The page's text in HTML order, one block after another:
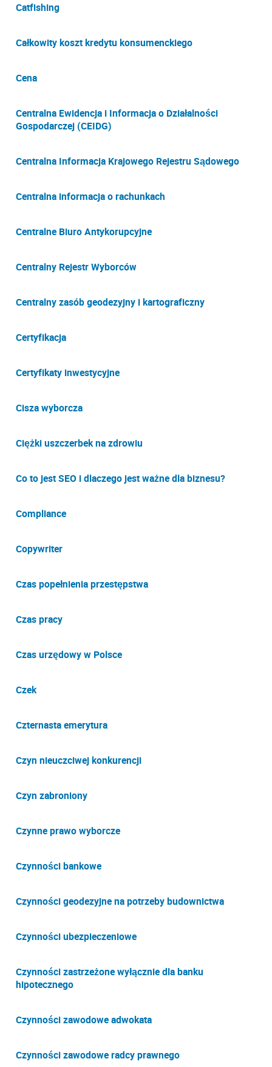
Catfishing
Całkowity koszt kredytu konsumenckiego
Cena
Centralna Ewidencja i Informacja o Działalności
Gospodarczej (CEIDG)
Centralna Informacja Krajowego Rejestru Sądowego
Centralna informacja o rachunkach
Centralne Biuro Antykorupcyjne
Centralny Rejestr Wyborców
Centralny zasób geodezyjny i kartograficzny
Certyfikacja
Certyfikaty inwestycyjne
Cisza wyborcza
Ciężki uszczerbek na zdrowiu
Co to jest SEO i dlaczego jest ważne dla biznesu?
Compliance
Copywriter
Czas popełnienia przestępstwa
Czas pracy
Czas urzędowy w Polsce
Czek
Czternasta emerytura
Czyn nieuczciwej konkurencji
Czyn zabroniony
Czynne prawo wyborcze
Czynności bankowe
Czynności geodezyjne na potrzeby budownictwa
Czynności ubezpieczeniowe
Czynności zastrzeżone wyłącznie dla banku
hipotecznego
Czynności zawodowe adwokata
Czynności zawodowe radcy prawnego